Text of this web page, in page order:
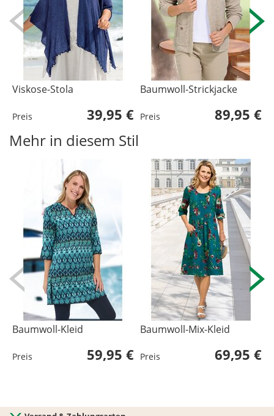
Viskose-Stola
Preis 39,95 €
Baumwoll-Strickjacke
Preis 89,95 €
Mehr in diesem Stil
Baumwoll-Kleid
Preis 59,95 €
Baumwoll-Mix-Kleid
Preis 69,95 €